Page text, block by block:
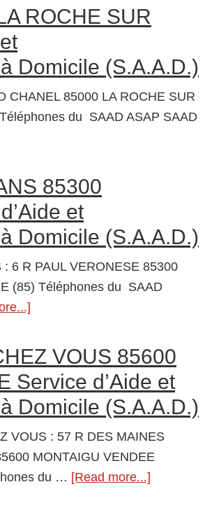
d’Accompagnement
Domicile
(S.A.A.D.)
FREE
DOM
LA
ROCHE
SUR
et
d’Accompagnement
à
Domicile
(S.A.A.D.)
ROCHE SUR
Domicile (S.A.A.D.)
CHANEL 85000 LA ROCHE SUR
du SAAD ASAP SAAD
85300
et
Domicile (S.A.A.D.)
6 R PAUL VERONESE 85300
(85) Téléphones du SAAD
ASAPCHALLANS
85300
CHALLANS
Service
d’Aide
et
d’Accompagnement
VOUS 85600
Service d’Aide et
Domicile (S.A.A.D.)
VOUS : 57 R DES MAINES
MONTAIGU VENDEE
du … [Read more...]